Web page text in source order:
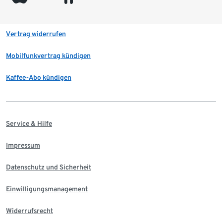
Vertrag widerrufen
Mobilfunkvertrag kündigen
Kaffee-Abo kündigen
Service & Hilfe
Impressum
Datenschutz und Sicherheit
Einwilligungsmanagement
Widerrufsrecht